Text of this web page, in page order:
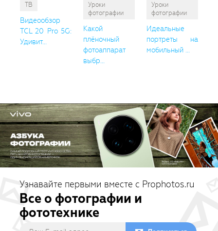
ТВ
Видеообзор
TCL 20 Pro 5G:
Удивит...
Уроки
фотографии
Какой
плёночный
фотоаппарат
выбр...
Уроки
фотографии
Идеальные
портреты на
мобильный ...
Узнавайте первыми вместе с Prophotos.ru
Все о фотографии и
фототехнике